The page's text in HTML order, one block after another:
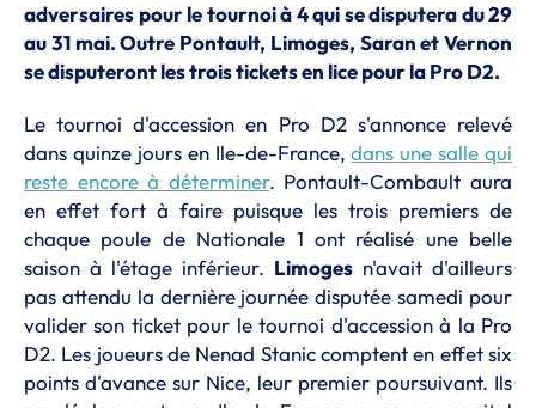
adversaires pour le tournoi à 4 qui se disputera du 29
au 31 mai. Outre Pontault, Limoges, Saran et Vernon
se disputeront les trois tickets en lice pour la Pro D2.
Le tournoi d'accession en Pro D2 s'annonce relevé
dans quinze jours en Ile-de-France,dans une salle qui
reste encore à déterminer. Pontault-Combault aura
en effet fort à faire puisque les trois premiers de
chaque poule de Nationale 1 ont réalisé une belle
saison à l'étage inférieur. Limoges n'avait d'ailleurs
pas attendu la dernière journée disputée samedi pour
valider son ticket pour le tournoi d'accession à la Pro
D2. Les joueurs de Nenad Stanic comptent en effet six
points d'avance sur Nice, leur premier poursuivant. Ils